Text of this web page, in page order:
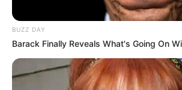
BUZZ DAY
Barack Finally Reveals What's Going On